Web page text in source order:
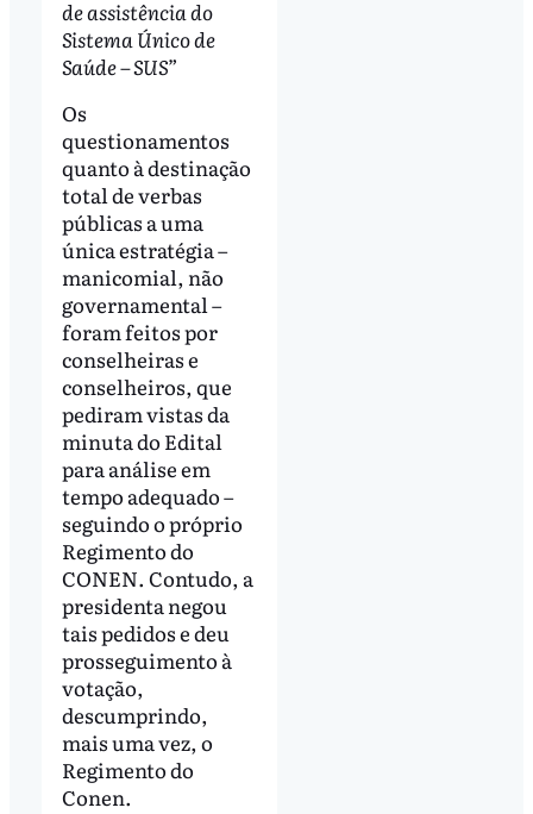
de assistência do
Sistema Único de
Saúde – SUS”
Os
questionamentos
quanto à destinação
total de verbas
públicas a uma
única estratégia –
manicomial, não
governamental –
foram feitos por
conselheiras e
conselheiros, que
pediram vistas da
minuta do Edital
para análise em
tempo adequado –
seguindo o próprio
Regimento do
CONEN. Contudo, a
presidenta negou
tais pedidos e deu
prosseguimento à
votação,
descumprindo,
mais uma vez, o
Regimento do
Conen.